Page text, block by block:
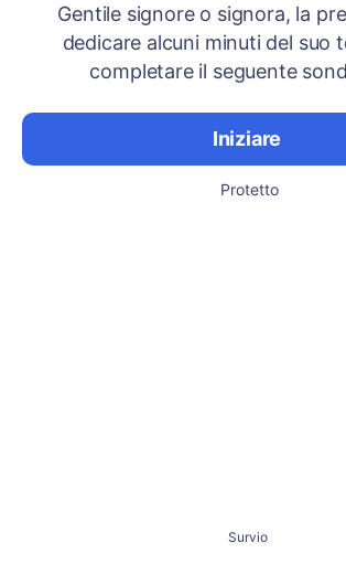
Gentile signore o signora, la
dedicare alcuni minuti del suo
completare il seguente
Iniziare
Protetto
Survio